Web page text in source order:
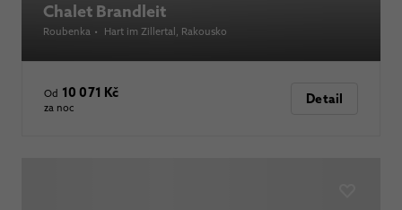
Chalet Brandleit
Roubenka • Hart im Zillertal , Rakousko
Od 10 071 Kč
za noc
Detail